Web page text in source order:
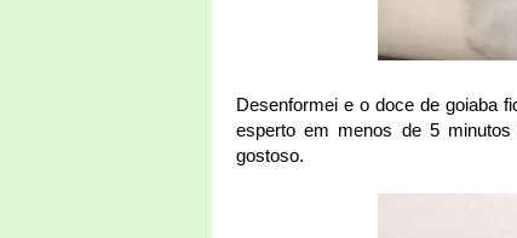
Desenformei e o doce de goiaba
esperto em menos de 5
gostoso.